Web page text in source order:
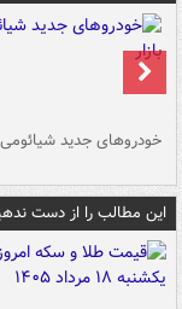
خودروهای جدید شیائومی
این مطالب را از دست